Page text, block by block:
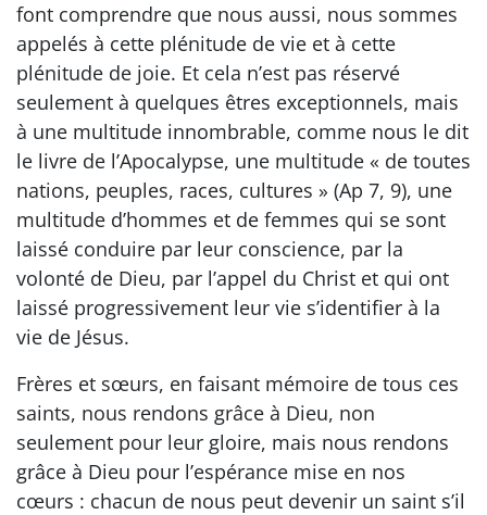
font comprendre que nous aussi, nous sommes
appelés à cette plénitude de vie et à cette
plénitude de joie. Et cela n’est pas réservé
seulement à quelques êtres exceptionnels, mais
à une multitude innombrable, comme nous le dit
le livre de l’Apocalypse, une multitude « de toutes
nations, peuples, races, cultures » (Ap 7, 9), une
multitude d’hommes et de femmes qui se sont
laissé conduire par leur conscience, par la
volonté de Dieu, par l’appel du Christ et qui ont
laissé progressivement leur vie s’identifier à la
vie de Jésus.
Frères et sœurs, en faisant mémoire de tous ces
saints, nous rendons grâce à Dieu, non
seulement pour leur gloire, mais nous rendons
grâce à Dieu pour l’espérance mise en nos
cœurs : chacun de nous peut devenir un saint s’il